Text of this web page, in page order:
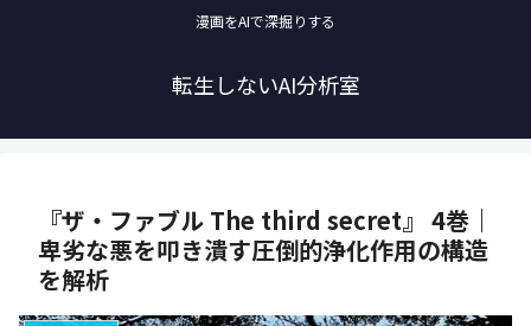
漫画をAIで深掘りする
転生しないAI分析室
『ザ・ファブル The third secret』 4巻｜
卑劣な悪を叩き潰す圧倒的浄化作用の構造
を解析